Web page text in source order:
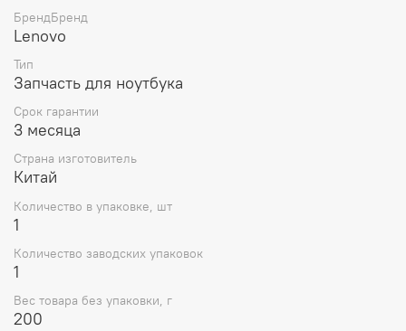
БрендБренд
Lenovo
Тип
Запчасть для ноутбука
Срок гарантии
3 месяца
Страна изготовитель
Китай
Количество в упаковке, шт
1
Количество заводских упаковок
1
Вес товара без упаковки, г
200